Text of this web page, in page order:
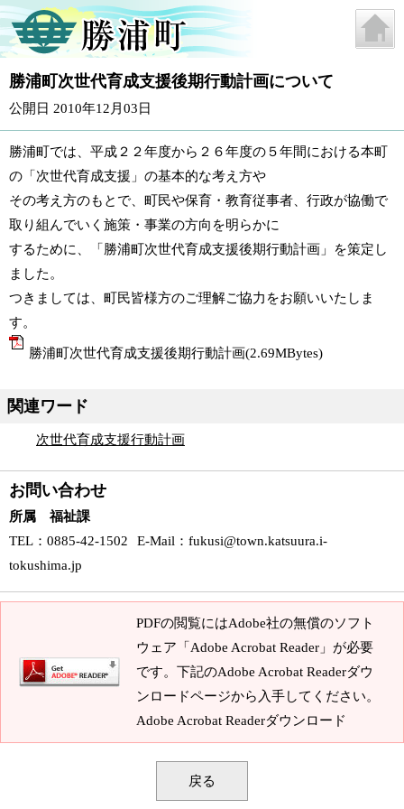
勝浦町次世代育成支援後期行動計画について
公開日 2010年12月03日
勝浦町では、平成２２年度から２６年度の５年間における本町
の「次世代育成支援」の基本的な考え方や
その考え方のもとで、町民や保育・教育従事者、行政が協働で
取り組んでいく施策・事業の方向を明らかに
するために、「勝浦町次世代育成支援後期行動計画」を策定し
ました。
つきましては、町民皆様方のご理解ご協力をお願いいたしま
す。
勝浦町次世代育成支援後期行動計画(2.69MBytes)
関連ワード
次世代育成支援行動計画
お問い合わせ
所属 福祉課
TEL ：0885-42-1502 E-Mail ： fukusi@town.katsuura.i-
tokushima.jp
PDFの閲覧にはAdobe社の無償のソフト
ウェア「Adobe Acrobat Reader」が必要
です。下記のAdobe Acrobat Readerダウ
ンロードページから入手してください。
Adobe Acrobat Readerダウンロード
戻る